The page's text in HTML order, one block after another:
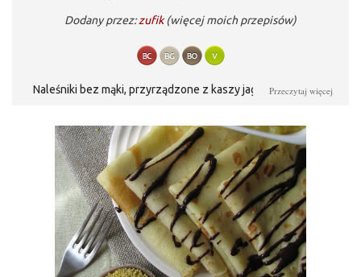
Dodany przez:zufik (więcej moich przepisów)
Naleśniki bez mąki, przyrządzone z kaszy jaglanej. Pyszne i
Przeczytaj więcej